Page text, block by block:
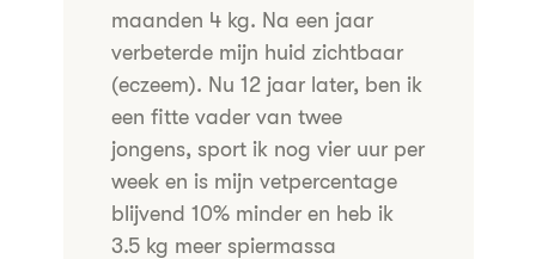
maanden 4 kg. Na een jaar
verbeterde mijn huid zichtbaar
(eczeem). Nu 12 jaar later, ben ik
een fitte vader van twee
jongens, sport ik nog vier uur per
week en is mijn vetpercentage
blijvend 10% minder en heb ik
3.5 kg meer spiermassa